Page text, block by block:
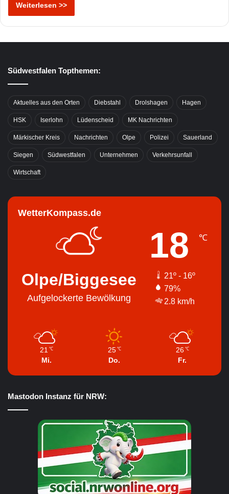
Weiterlesen >>
Südwestfalen Topthemen:
Aktuelles aus den Orten Diebstahl Drolshagen Hagen
HSK Iserlohn Lüdenscheid MK Nachrichten
Märkischer Kreis Nachrichten Olpe Polizei Sauerland
Siegen Südwestfalen Unternehmen Verkehrsunfall
Wirtschaft
WetterKompass.de
Olpe/Biggesee
Aufgelockerte Bewölkung
18 ℃
21º - 16º
79%
2.8 km/h
21 ℃
Mi.
25 ℃
Do.
26 ℃
Fr.
Mastodon Instanz für NRW: